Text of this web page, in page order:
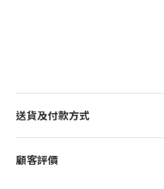
送貨及付款方式
顧客評價